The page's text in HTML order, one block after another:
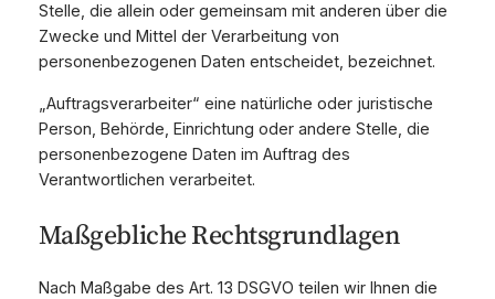
Stelle, die allein oder gemeinsam mit anderen über die
Zwecke und Mittel der Verarbeitung von
personenbezogenen Daten entscheidet, bezeichnet.
„Auftragsverarbeiter“ eine natürliche oder juristische
Person, Behörde, Einrichtung oder andere Stelle, die
personenbezogene Daten im Auftrag des
Verantwortlichen verarbeitet.
Maßgebliche Rechtsgrundlagen
Nach Maßgabe des Art. 13 DSGVO teilen wir Ihnen die